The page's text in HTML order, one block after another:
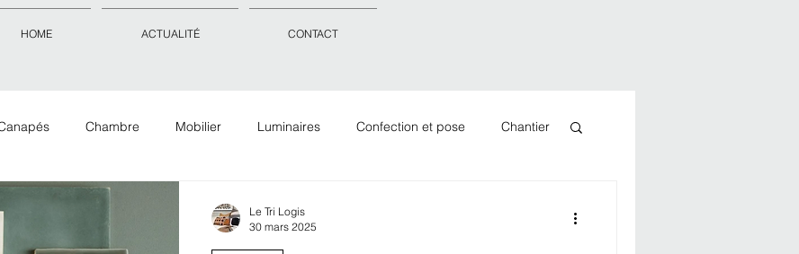
HOME ACTUALITÉ CONTACT
Chambre Mobilier Luminaires Confection et pose Chantier
Le Tri Logis
30 mars 2025